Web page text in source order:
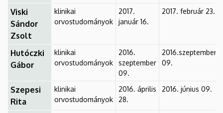
Viski
Sándor
Zsolt
klinikai
orvostudományok
2017.
január 16.
2017. február 23.
Hutóczki
Gábor
klinikai
orvostudományok
2016.
szeptember
09.
2016.szeptember
09.
Szepesi
Rita
klinikai
orvostudományok
2016. április
28.
2016. június 09.